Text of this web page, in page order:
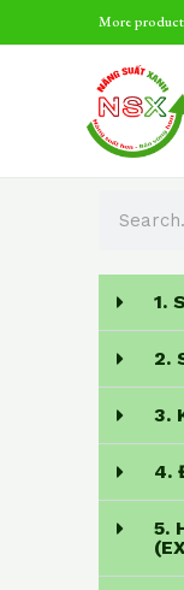
to
More
a
h
1.
2.
3.
4.
5.